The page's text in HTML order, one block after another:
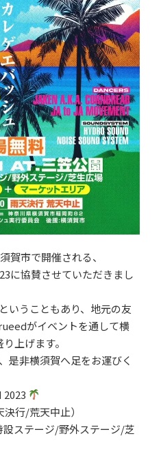
賀市で開催される、
に協賛させていただきまし
いうこともあり、地元の友
がイベントを通して横
上げます。
是非横須賀へ足をお運びく
2023
行/荒天中止）
ステージ/野外ステージ/芝